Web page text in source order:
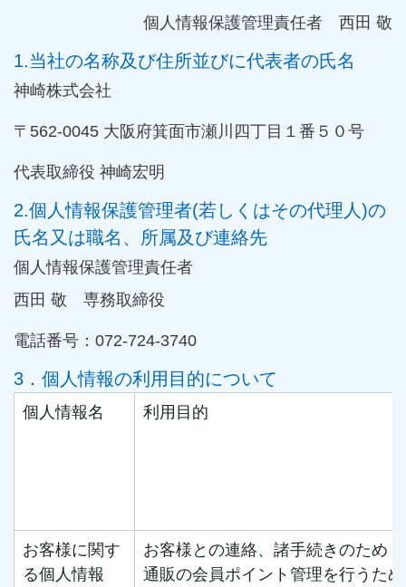
個人情報保護管理責任者 西田 敬
1.当社の名称及び住所並びに代表者の氏名
神崎株式会社
〒562-0045 大阪府箕面市瀬川四丁目１番５０号
代表取締役 神崎宏明
2.個人情報保護管理者(若しくはその代理人)の
氏名又は職名、所属及び連絡先
個人情報保護管理責任者
西田 敬 専務取締役
電話番号：072-724-3740
3．個人情報の利用目的について
個人情報名 利用目的
お客様に関す
る個人情報
お客様との連絡、諸手続きのため
通販の会員ポイント管理を行うため